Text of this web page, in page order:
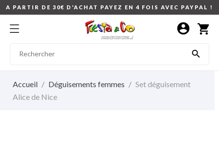
A PARTIR DE 30€ D'ACHAT PAYEZ EN 4 FOIS AVEC PAYPAL !
shopping_cart

account_circle
Accueil Déguisements femmes
Set déguisement
Alice de Nice